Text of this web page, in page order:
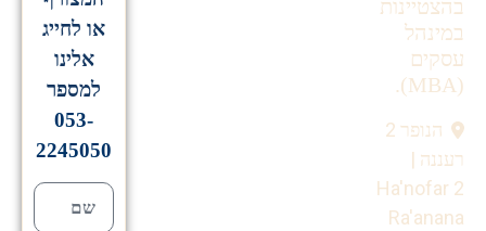
בהצטיינות
במינהל
עסקים
(MBA).
הנופר 2
רעננה |
Ha'nofar 2
Ra'anana
או לחייג
אלינו
למספר
053-
2245050